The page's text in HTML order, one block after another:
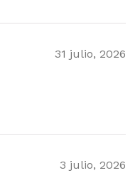
31 julio, 2026
3 julio, 2026